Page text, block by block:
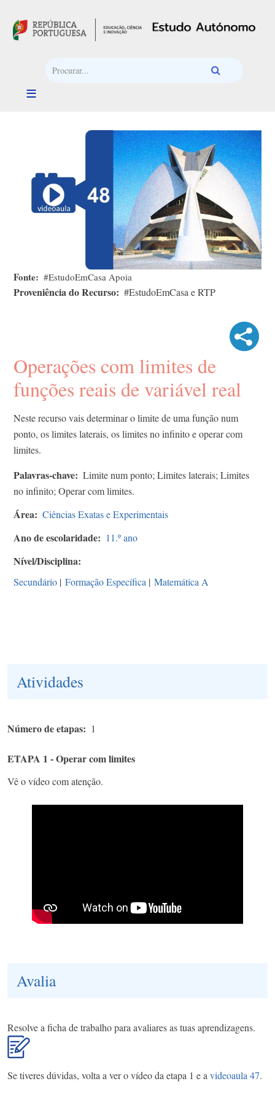
Fonte #EstudoEmCasa Apoia
Proveniência do Recurso #EstudoEmCasa e RTP
Operações com limites de
funções reais de variável real
Neste recurso vais determinar o limite de uma função num
ponto, os limites laterais, os limites no infinito e operar com
limites.
Palavras-chave
Limite num ponto; Limites laterais; Limites
no infinito; Operar com limites.
Área Ciências Exatas e Experimentais
Ano de escolaridade 11.º ano
Nível/Disciplina
Secundário | Formação Específica | Matemática A
Atividades
Número de etapas 1
ETAPA 1 - Operar com limites
Vê o vídeo com atenção.
Avalia
Resolve a ficha de trabalho para avaliares as tuas aprendizagens.
Se tiveres dúvidas, volta a ver o vídeo da etapa 1 e avideoaula 47.